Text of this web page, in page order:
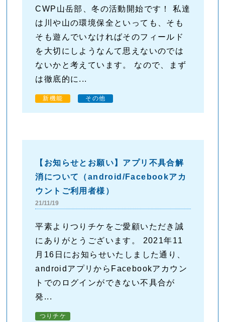
CWP山岳部、冬の活動開始です！ 私達
は川や山の環境保全といっても、そも
そも遊んでいなければそのフィールド
を大切にしようなんて思えないのでは
ないかと考えています。 なので、まず
は徹底的に...
新機能 その他
【お知らせとお願い】アプリ不具合解
消について（android/Facebookアカ
ウントご利用者様）
21/11/19
平素よりつりチケをご愛顧いただき誠
にありがとうございます。 2021年11
月16日にお知らせいたしました通り、
androidアプリからFacebookアカウン
トでのログインができない不具合が
発...
つりチケ